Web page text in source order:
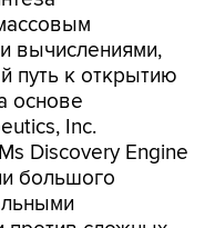
вычислениями,
путь к открытию
основе
Inc.
Discovery Engine
большого